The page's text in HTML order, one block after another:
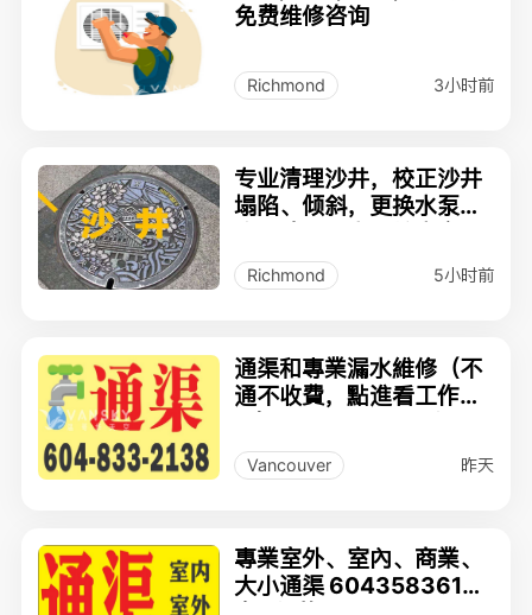
免费维修咨询
Richmond 3小时前
专业清理沙井，校正沙井
塌陷、倾斜，更换水泵，
Richmond 5小时前
通渠和專業漏水維修（不
通不收費，點進看工作
英
Vancouver 昨天
專業室外、室內、商業、
大小通渠 6043583618